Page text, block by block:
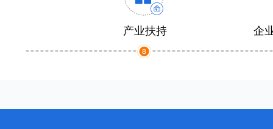
产业扶持 企